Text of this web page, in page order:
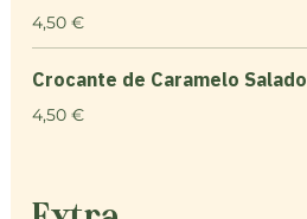
4,50 €
Crocante de Caramelo Salado
4,50 €